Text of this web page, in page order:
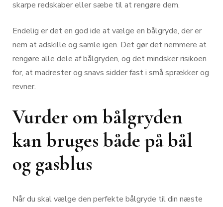
skarpe redskaber eller sæbe til at rengøre dem.
Endelig er det en god ide at vælge en bålgryde, der er
nem at adskille og samle igen. Det gør det nemmere at
rengøre alle dele af bålgryden, og det mindsker risikoen
for, at madrester og snavs sidder fast i små sprækker og
revner.
Vurder om bålgryden
kan bruges både på bål
og gasblus
Når du skal vælge den perfekte bålgryde til din næste